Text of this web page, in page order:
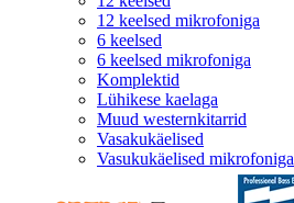
12 keelsed mikrofoniga
6 keelsed
6 keelsed mikrofoniga
Komplektid
Lühikese kaelaga
Muud westernkitarrid
Vasakukäelised
Vasukukäelised mikrofoniga